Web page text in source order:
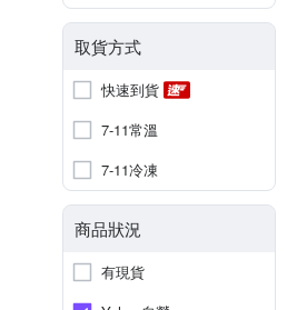
取貨方式
快速到貨
7-11常溫
7-11冷凍
商品狀況
有現貨